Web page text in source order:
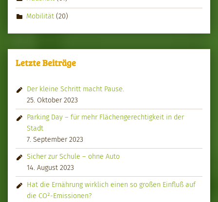
Mobilität (20)
Letzte Beiträge
Der kleine Schritt macht Pause.
25. Oktober 2023
Parking Day – für mehr Flächengerechtigkeit in der
Stadt
7. September 2023
Sicher zur Schule – ohne Auto
14. August 2023
Hat die Ernährung wirklich einen so großen Einfluß auf
die CO²-Emissionen?